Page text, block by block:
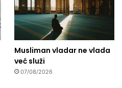
Musliman vladar ne vlada
već služi
07/08/2026